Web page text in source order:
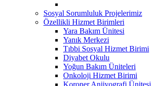
Sosyal Sorumluluk Projelerimiz
Özellikli Hizmet Birimleri
Yara Bakım Ünitesi
Yanık Merkezi
Tıbbi Sosyal Hizmet Birimi
Diyabet Okulu
Yoğun Bakım Üniteleri
Onkoloji Hizmet Birimi
Koroner Anjiyografi Ünitesi